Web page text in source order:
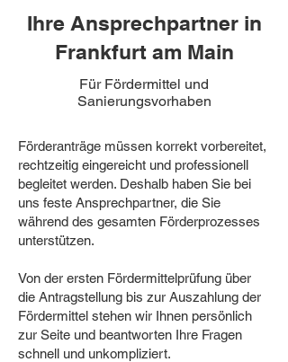
Ihre Ansprechpartner in
Frankfurt am Main
Für Fördermittel und
Sanierungsvorhaben
Förderanträge müssen korrekt vorbereitet,
rechtzeitig eingereicht und professionell
begleitet werden. Deshalb haben Sie bei
uns feste Ansprechpartner, die Sie
während des gesamten Förderprozesses
unterstützen.
Von der ersten Fördermittelprüfung über
die Antragstellung bis zur Auszahlung der
Fördermittel stehen wir Ihnen persönlich
zur Seite und beantworten Ihre Fragen
schnell und unkompliziert.